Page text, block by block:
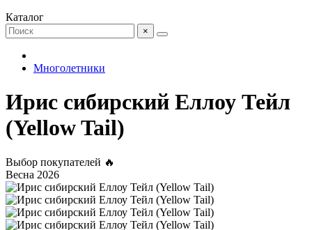
Каталог
×
Многолетники
Ирис сибирский Еллоу Тейл
(Yellow Tail)
Выбор покупателей 🔥
Весна 2026